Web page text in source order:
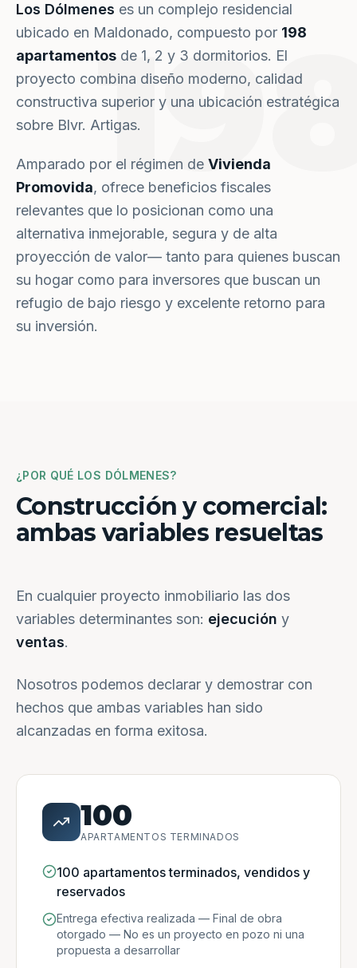
Los Dólmenes es un complejo residencial
ubicado en Maldonado, compuesto por 198
apartamentos de 1, 2 y 3 dormitorios. El
proyecto combina diseño moderno, calidad
constructiva superior y una ubicación estratégica
sobre Blvr. Artigas.
Amparado por el régimen de Vivienda
Promovida, ofrece beneficios fiscales
relevantes que lo posicionan como una
alternativa inmejorable, segura y de alta
proyección de valor— tanto para quienes buscan
su hogar como para inversores que buscan un
refugio de bajo riesgo y excelente retorno para
su inversión.
¿POR QUÉ LOS DÓLMENES?
Construcción y comercial:
ambas variables resueltas
En cualquier proyecto inmobiliario las dos
variables determinantes son: ejecución y
ventas.
Nosotros podemos declarar y demostrar con
hechos que ambas variables han sido
alcanzadas en forma exitosa.
100
APARTAMENTOS TERMINADOS
100 apartamentos terminados, vendidos y
reservados
Entrega efectiva realizada — Final de obra
otorgado — No es un proyecto en pozo ni una
propuesta a desarrollar